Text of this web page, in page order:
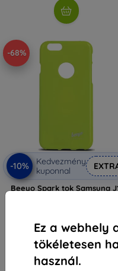
Ez a webhely
tökéletesen
használ.
-68%
-10%
Kedvezmény
kuponnal
Beeyo Spark tok Samsung
711 Ft
Utolsó darab raktáron